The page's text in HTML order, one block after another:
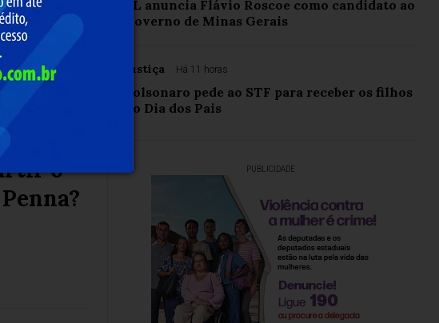
o
PL anuncia Flávio Roscoe como candidato ao
Governo de Minas Gerais
Justiça Há 11 horas
Bolsonaro pede ao STF para receber os filhos
no Dia dos Pais
PUBLICIDADE